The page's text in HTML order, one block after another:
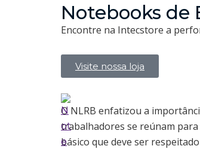
Notebooks de
Encontre na Intecstore a
Visite nossa loja
O NLRB enfatizou a
trabalhadores se reúnam
básico que deve ser